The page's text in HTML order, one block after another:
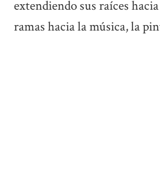
extendiendo sus raíces
ramas hacia la música, la